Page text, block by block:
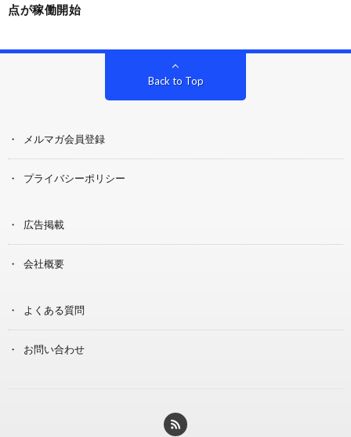
点が稼働開始
Back to Top
メルマガ会員登録
プライバシーポリシー
広告掲載
会社概要
よくある質問
お問い合わせ